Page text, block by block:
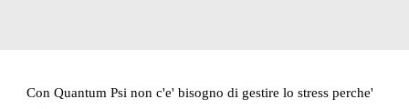
Con Quantum Psi non c'e' bisogno di gestire lo stress perche'